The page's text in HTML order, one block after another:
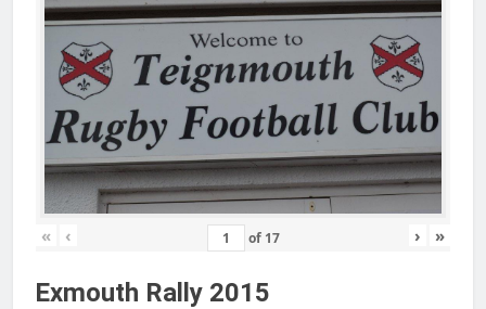
« ‹ of 17 › »
Exmouth Rally 2015